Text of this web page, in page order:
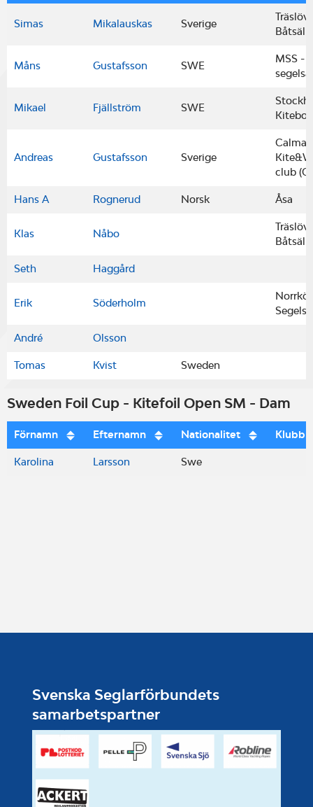
Simas Mikalauskas Sverige
Måns Gustafsson SWE
MSS -
Mikael Fjällström SWE
Andreas Gustafsson Sverige
Calmar
club
Hans A Rognerud Norsk Åsa
Klas Nåbo
Seth Haggård
Erik Söderholm
André Olsson
Tomas Kvist Sweden
Sweden Foil Cup - Kitefoil Open SM - Dam
Förnamn Efternamn Nationalitet Klubb
Karolina Larsson Swe
Svenska Seglarförbundets
samarbetspartner